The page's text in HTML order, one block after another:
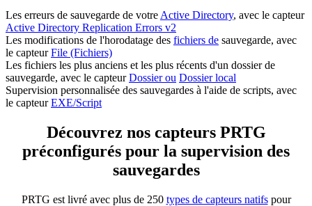
Les erreurs de sauvegarde de votre Active Directory, avec le capteur
Active Directory Replication Errors v2
Les modifications de l'horodatage des fichiers de sauvegarde, avec
le capteurFile (Fichiers)
Les fichiers les plus anciens et les plus récents d'un dossier de
sauvegarde, avec le capteurDossier ou Dossier local
Supervision personnalisée des sauvegardes à l'aide de scripts, avec
le capteurEXE/Script
Découvrez nos capteurs PRTG
préconfigurés pour la supervision des
sauvegardes
PRTG est livré avec plus de 250 types de capteurs natifspour